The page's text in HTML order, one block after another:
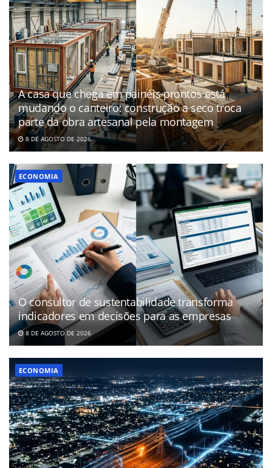
A casa que chega em painéis prontos está
mudando o canteiro: construção a seco troca
parte da obra artesanal pela montagem
8 DE AGOSTO DE 2026
ECONOMIA
O consultor de sustentabilidade transforma
indicadores em decisões para as empresas
8 DE AGOSTO DE 2026
ECONOMIA